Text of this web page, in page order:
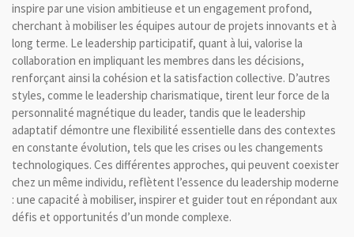
inspire par une vision ambitieuse et un engagement profond,
cherchant à mobiliser les équipes autour de projets innovants et à
long terme. Le leadership participatif, quant à lui, valorise la
collaboration en impliquant les membres dans les décisions,
renforçant ainsi la cohésion et la satisfaction collective. D’autres
styles, comme le leadership charismatique, tirent leur force de la
personnalité magnétique du leader, tandis que le leadership
adaptatif démontre une flexibilité essentielle dans des contextes
en constante évolution, tels que les crises ou les changements
technologiques. Ces différentes approches, qui peuvent coexister
chez un même individu, reflètent l’essence du leadership moderne
: une capacité à mobiliser, inspirer et guider tout en répondant aux
défis et opportunités d’un monde complexe.